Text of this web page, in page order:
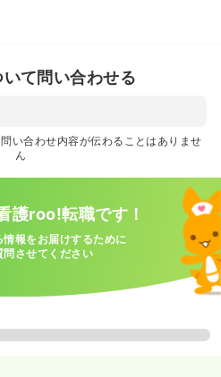
て問い合わせる
い合わせ内容が伝わることはありませ
ん
護roo!転職です！
報をお届けするために
問させてください